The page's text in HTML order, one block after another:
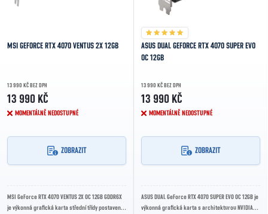
MSI GEFORCE RTX 4070 VENTUS 2X 12GB
13 990 KČ BEZ DPH
13 990 KČ
MOMENTÁLNĚ NEDOSTUPNÉ
ZOBRAZIT
MSI GeForce RTX 4070 VENTUS 2X OC 12GB GDDR6X
je výkonná grafická karta střední třídy postavená
ASUS DUAL GEFORCE RTX 4070 SUPER EVO
OC 12GB
13 990 KČ BEZ DPH
13 990 KČ
MOMENTÁLNĚ NEDOSTUPNÉ
ZOBRAZIT
ASUS DUAL GeForce RTX 4070 SUPER EVO OC 12GB je
výkonná grafická karta s architekturou NVIDIA